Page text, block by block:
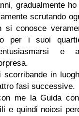
gradualmente ho
scrutando
si conosce
i suoi
e
scorribande in
fasi successive.
me la Guida
e quindi noiosi